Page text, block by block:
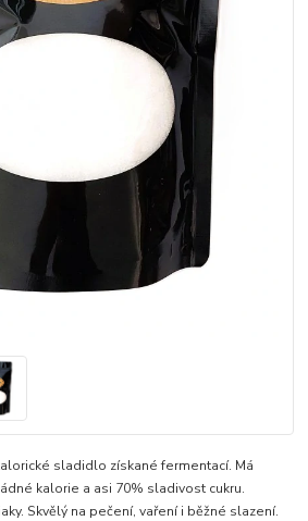
sladidlo získané fermentací. Má
kalorie a asi 70% sladivost cukru.
Skvělý na pečení, vaření i běžné slazení.